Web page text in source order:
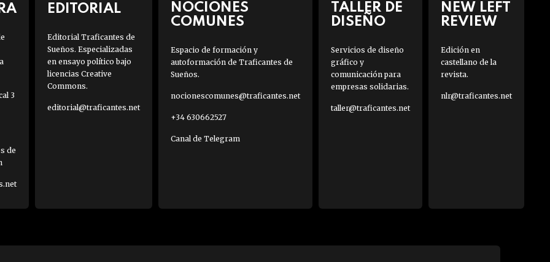
3
de
EDITORIAL
Editorial Traficantes de
Sueños. Especializadas
en ensayo político bajo
licencias Creative
Commons.
editorial@traficantes.net
NOCIONES
COMUNES
Espacio de formación y
autoformación de Traficantes de
Sueños.
nocionescomunes@traficantes.net
+34 630662527
Canal de Telegram
TALLER DE
DISEÑO
Servicios de diseño
gráfico y
comunicación para
empresas solidarias.
taller@traficantes.net
NEW LEFT
REVIEW
Edición en
castellano de la
revista.
nlr@traficantes.net